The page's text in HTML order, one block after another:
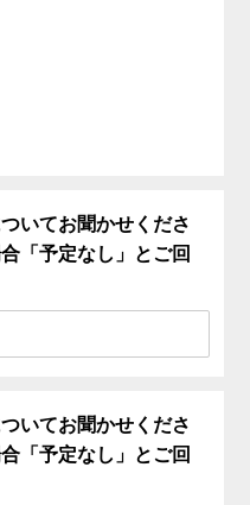
いてお聞かせくださ
「予定なし」とご回
いてお聞かせくださ
「予定なし」とご回